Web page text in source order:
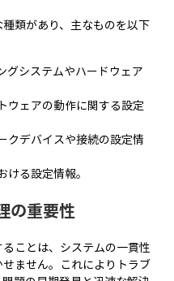
類があり、主なものを以下
グシステムやハードウェア
ウェアの動作に関する設定
クデバイスや接続の設定情
る設定情報。
の重要性
ことは、システムの一貫性
ません。これによりトラブ